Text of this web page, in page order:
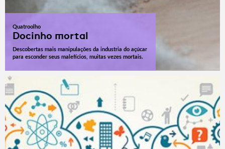
Quatroolho
Docinho mortal
Descobertas mais manipulações da industria do açúcar
para esconder seus malefícios, muitas vezes mortais.